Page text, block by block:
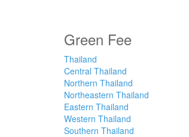
Green Fee
Thailand
Central Thailand
Northern Thailand
Northeastern Thailand
Eastern Thailand
Western Thailand
Southern Thailand